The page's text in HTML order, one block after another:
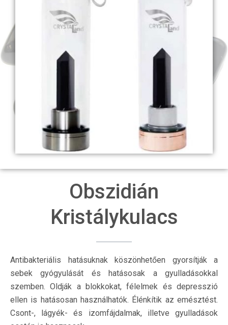
Obszidián
Kristálykulacs
Antibakteriális hatásuknak köszönhetően gyorsítják a
sebek gyógyulását és hatásosak a gyulladásokkal
szemben. Oldják a blokkokat, félelmek és depresszió
ellen is hatásosan használhatók. Élénkítik az emésztést.
Csont-, lágyék- és izomfájdalmak, illetve gyulladások